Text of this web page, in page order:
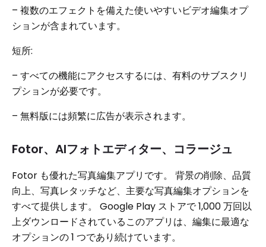
– 複数のエフェクトを備えた使いやすいビデオ編集オプ
ションが含まれています。
短所:
– すべての機能にアクセスするには、有料のサブスクリ
プションが必要です。
– 無料版には頻繁に広告が表示されます。
Fotor、AIフォトエディター、コラージュ
Fotor も優れた写真編集アプリです。 背景の削除、品質
向上、写真レタッチなど、主要な写真編集オプションを
すべて提供します。 Google Play ストアで 1,000 万回以
上ダウンロードされているこのアプリは、編集に最適な
オプションの 1 つであり続けています。